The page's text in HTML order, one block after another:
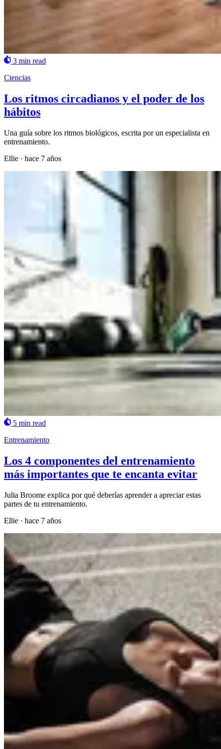
3 min read
Ciencias
Los ritmos circadianos y el poder de los
hábitos
Una guía sobre los ritmos biológicos, escrita por un especialista en
entrenamiento.
Ellie · hace 7 años
5 min read
Entrenamiento
Los 4 componentes del entrenamiento
más importantes que te encanta evitar
Julia Broome explica por qué deberías aprender a apreciar estas
partes de tu entrenamiento.
Ellie · hace 7 años